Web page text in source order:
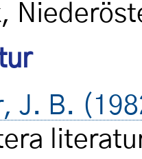
J. B.